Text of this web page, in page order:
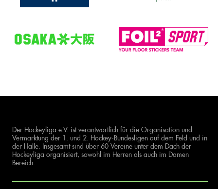
Der Hockeyliga e.V. ist verantwortlich für die Organisation und
Vermarktung der 1. und 2. Hockey-Bundesligen auf dem Feld und in
der Halle. Insgesamt sind über 60 Vereine unter dem Dach der
Hockeyliga organisiert, sowohl im Herren als auch im Damen
Bereich.